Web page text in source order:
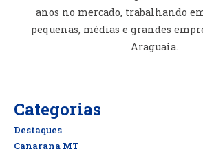
anos no mercado, trabalhando
pequenas, médias e grandes
Araguaia.
Categorias
Destaques
Canarana MT